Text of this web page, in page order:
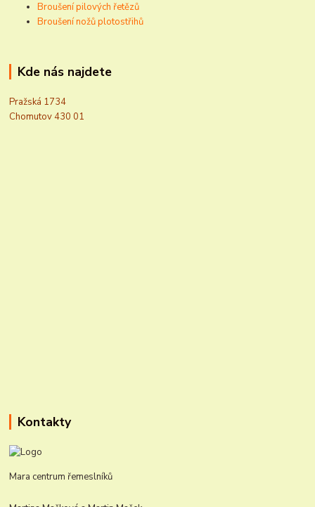
Broušení pilových řetězů
Broušení nožů plotostřihů
Kde nás najdete
Pražská 1734
Chomutov 430 01
Kontakty
Mara centrum řemeslníků